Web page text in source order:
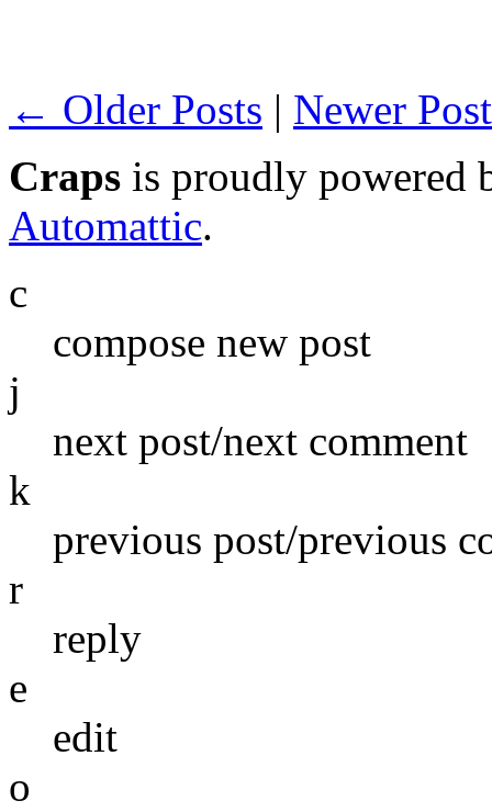
← Older Posts | Newer
Craps is proudly powered
Automattic.
c
compose new post
j
next post/next comment
k
previous post/previous
r
reply
e
edit
o